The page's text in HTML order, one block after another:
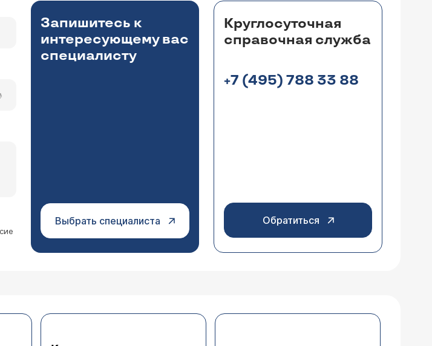
Запишитесь к
интересующему вас
специалисту
Выбрать специалиста
Круглосуточная
справочная служба
+7 (495) 788 33 88
Обратиться